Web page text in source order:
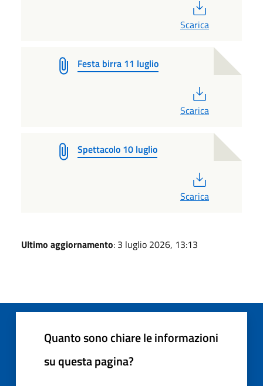
Scarica
Festa birra 11 luglio
Scarica
Spettacolo 10 luglio
Scarica
Ultimo aggiornamento: 3 luglio 2026, 13:13
Quanto sono chiare le informazioni
su questa pagina?